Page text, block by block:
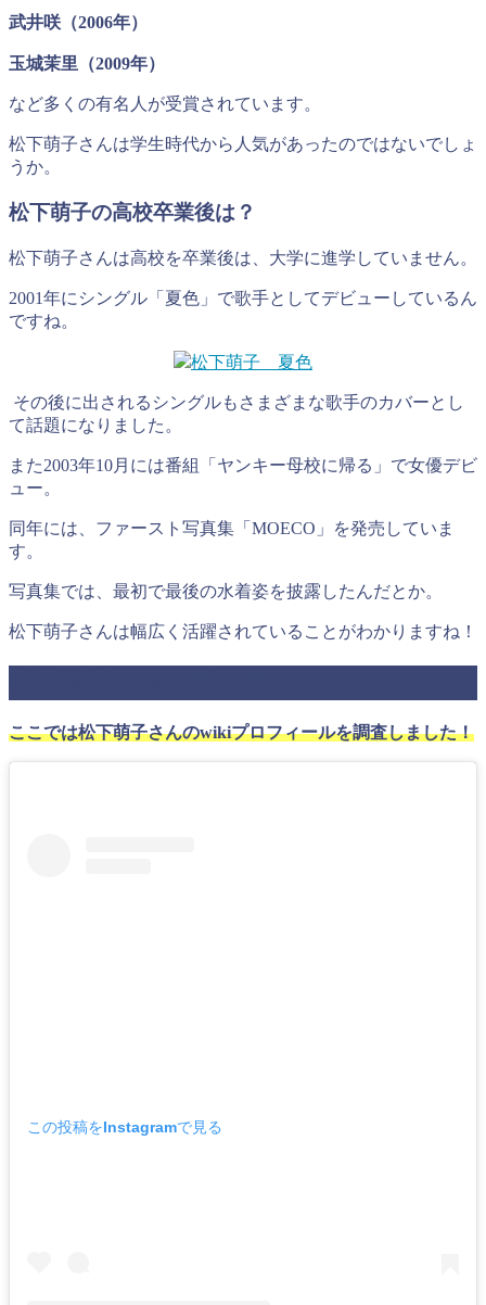
武井咲（2006年）
玉城茉里（2009年）
など多くの有名人が受賞されています。
松下萌子さんは学生時代から人気があったのではないでしょ
うか。
松下萌子の高校卒業後は？
松下萌子さんは高校を卒業後は、大学に進学していません。
2001年にシングル「夏色」で歌手としてデビューしているん
ですね。
松下萌子 夏色
その後に出されるシングルもさまざまな歌手のカバーとし
て話題になりました。
また2003年10月には番組「ヤンキー母校に帰る」で女優デビ
ュー。
同年には、ファースト写真集「MOECO」を発売していま
す。
写真集では、最初で最後の水着姿を披露したんだとか。
松下萌子さんは幅広く活躍されていることがわかりますね！
ここでは松下萌子さんのwikiプロフィールを調査しました！
この投稿をInstagramで見る